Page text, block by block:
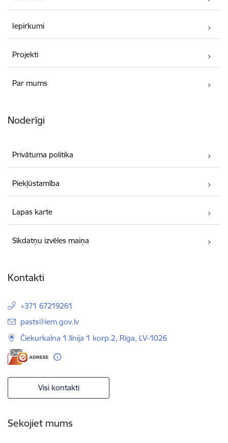
Iepirkumi
Projekti
Par mums
Noderīgi
Privātuma politika
Piekļūstamība
Lapas karte
Sīkdatņu izvēles maiņa
Kontakti
+371 67219261
E-pasts:
pasts@iem.gov.lv
Čiekurkalna 1.līnija 1 korp.2, Rīga, LV-1026
Visi kontakti
Sekojiet mums